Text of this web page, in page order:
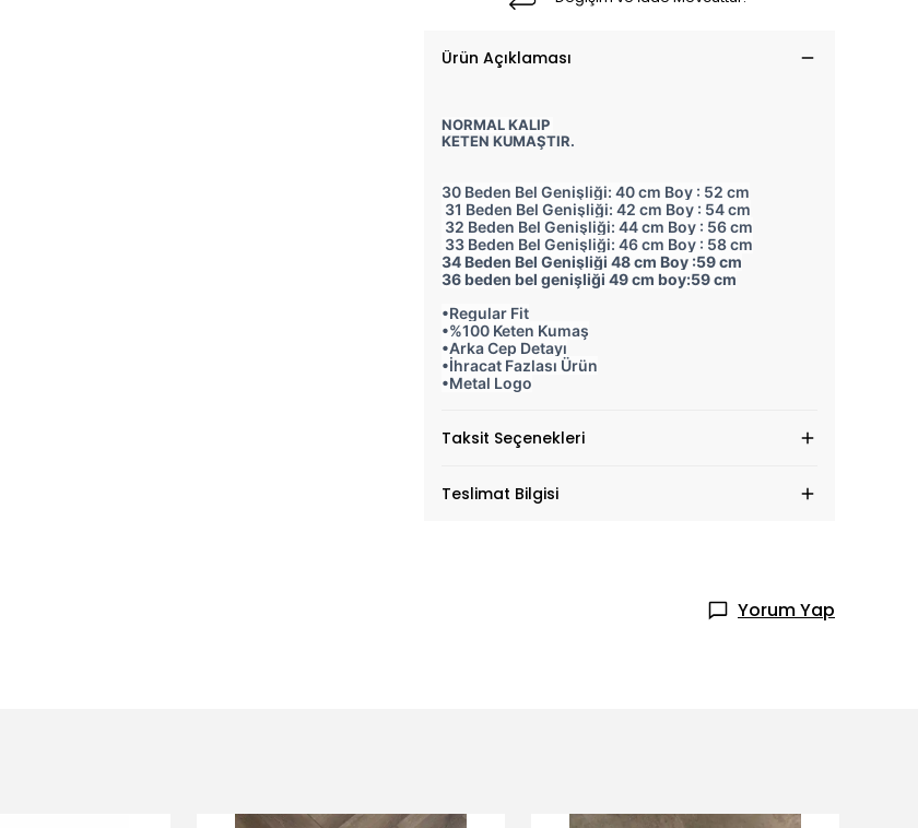
Ürün Açıklaması
NORMAL KALIP
KETEN KUMAŞTIR.
30 Beden Bel Genişliği: 40 cm Boy : 52 cm
31 Beden Bel Genişliği: 42 cm Boy : 54 cm
32 Beden Bel Genişliği: 44 cm Boy : 56 cm
33 Beden Bel Genişliği: 46 cm Boy : 58 cm
34 Beden Bel Genişliği 48 cm Boy :59 cm
36 beden bel genişliği 49 cm boy:59 cm
•Regular Fit
•%100 Keten Kumaş
•Arka Cep Detayı
•İhracat Fazlası Ürün
•Metal Logo
Taksit Seçenekleri
Teslimat Bilgisi
Yorum Yap